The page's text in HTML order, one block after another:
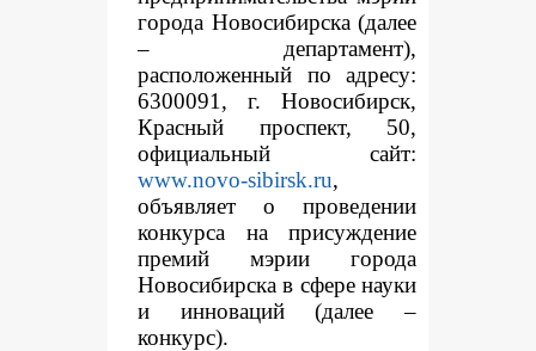
города Новосибирска (далее
– департамент),
расположенный по адресу:
6300091, г. Новосибирск,
Красный проспект, 50,
официальный сайт:
www.novo-sibirsk.ru,
объявляет о проведении
конкурса на присуждение
премий мэрии города
Новосибирска в сфере науки
и инноваций (далее –
конкурс).